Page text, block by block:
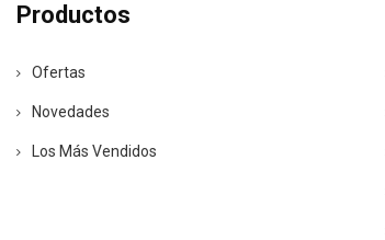
Productos
Ofertas
Novedades
Los Más Vendidos